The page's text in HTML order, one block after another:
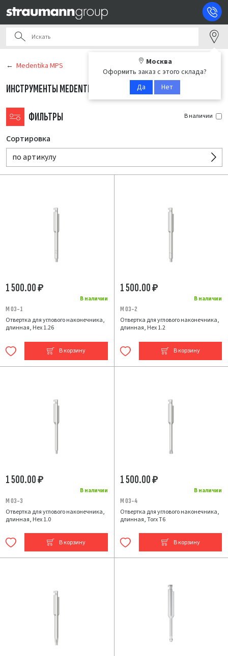
Москва
Оформить заказ с этого склада?
Да
Нет
Medentika MPS
ФИЛЬТРЫ
ИНСТРУМЕНТЫ MEDENTIKA
В наличии
Сортировка
по артикулу
В наличии
1 500.00₽
M 03-1
Отвертка для углового наконечника,
длинная, Hex 1.26
В корзину
В наличии
1 500.00₽
M 03-2
Отвертка для углового наконечника,
длинная, Hex 1.2
В корзину
В наличии
1 500.00₽
M 03-3
Отвертка для углового наконечника,
длинная, Hex 1.0
В корзину
В наличии
1 500.00₽
M 03-4
Отвертка для углового наконечника,
длинная, Torx T6
В корзину